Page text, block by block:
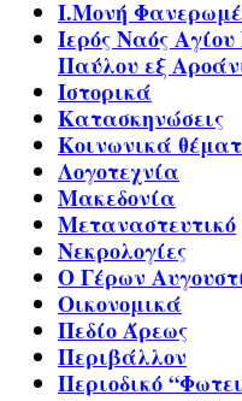
Ι.Μονή
Ιερός Ναός
Παύλου εξ
Ιστορικά
Κατασκηνώσεις
Κοινωνικά
Λογοτεχνία
Μακεδονία
Μεταναστευτικό
Νεκρολογίες
Ο Γέρων
Οικονομικά
Πεδίο Άρεως
Περιβάλλον
Περιοδικό